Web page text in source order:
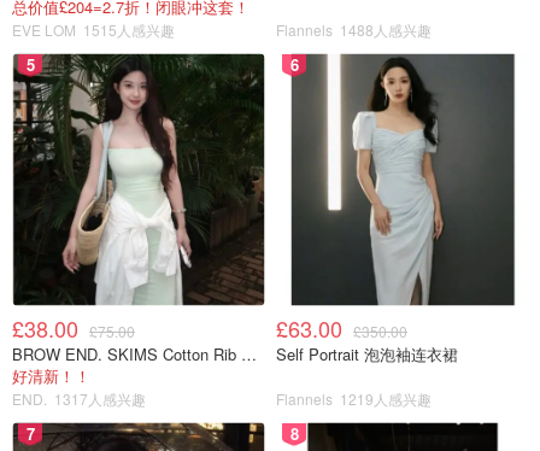
总价值£204=2.7折！闭眼冲这套！
EVE LOM 1515人感兴趣 Flannels 1488人感兴趣
5
£38.00 £75.00
BROW END. SKIMS Cotton Rib 长款背心连衣裙 薄荷绿
好清新！！
END. 1317人感兴趣
6
£63.00 £350.00
Self Portrait 泡泡袖连衣裙
Flannels 1219人感兴趣
7 8